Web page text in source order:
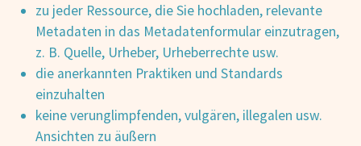
zu jeder Ressource, die Sie hochladen, relevante
Metadaten in das Metadatenformular einzutragen,
z. B. Quelle, Urheber, Urheberrechte usw.
die anerkannten Praktiken und Standards
einzuhalten
keine verunglimpfenden, vulgären, illegalen usw.
Ansichten zu äußern